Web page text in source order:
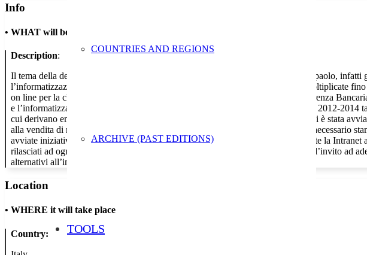
COUNTRIES AND REGIONS
ARCHIVE (PAST EDITIONS)
TOOLS
Info
• WHAT will be done
Description:
Il tema della dematerializzazione è particolarmente sentito dal Gruppo Intesa Sanpaolo,
l’informatizzazione dei processi. Nel corso degli anni queste iniziative si sono moltiplicate
on line per la clientela, la dematerializzazione dei “Fogli Informativi sulla Trasparenza
e l’informatizzazione dei materiali utilizzati per le sessioni formative. Nel triennio 2012-
cui derivano emissioni evitate di CO2 per oltre 9.600 tonnellate. Negli ultimi mesi è stata
alla vendita di numerosi prodotti e servizi bancari, grazie alla quale non sarà più necessario
avviate iniziative di comunicazione rivolte sia ai colleghi che alla clientela. Tramite la
rilasciati ad ogni operazione effettuata presso i bancomat di tutta Italia comparirà l’invito ad
alternativi all’impiego della carta.
Location
• WHERE it will take place
Country: